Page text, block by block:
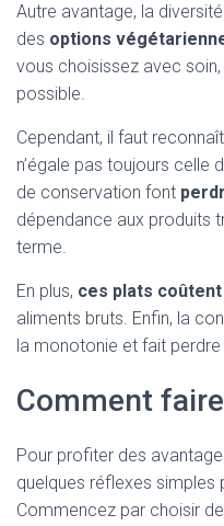
Autre avantage, la
des options
vous choisissez avec
possible.
Cependant, il faut
n’égale pas toujours celle
de conservation font
dépendance aux produits
terme.
En plus, ces plats
aliments bruts. Enfin, la
la monotonie et fait perdre
Comment
Pour profiter des
quelques réflexes simples
Commencez par choisir